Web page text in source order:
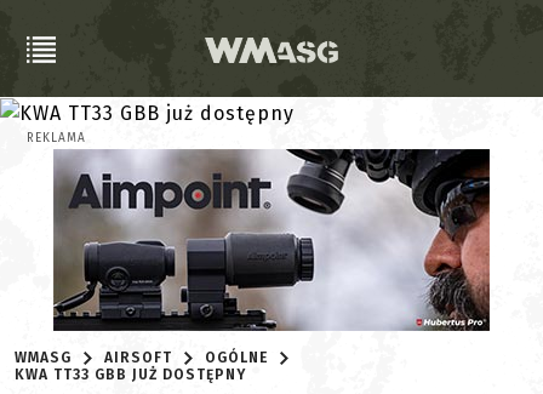
REKLAMA
WMASG AIRSOFT
OGÓLNE
KWA TT33 GBB JUŻ DOSTĘPNY